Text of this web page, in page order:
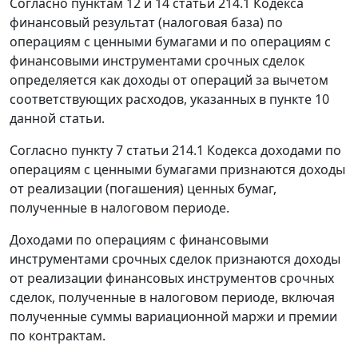
Согласно пунктам 12 и 14 статьи 214.1 Кодекса
финансовый результат (налоговая база) по
операциям с ценными бумагами и по операциям с
финансовыми инструментами срочных сделок
определяется как доходы от операций за вычетом
соответствующих расходов, указанных в пункте 10
данной статьи.
Согласно пункту 7 статьи 214.1 Кодекса доходами по
операциям с ценными бумагами признаются доходы
от реализации (погашения) ценных бумаг,
полученные в налоговом периоде.
Доходами по операциям с финансовыми
инструментами срочных сделок признаются доходы
от реализации финансовых инструментов срочных
сделок, полученные в налоговом периоде, включая
полученные суммы вариационной маржи и премии
по контрактам.